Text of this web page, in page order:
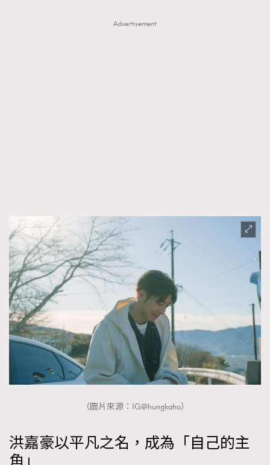
Advertisement
（圖片來源：IG@hungkaho）
洪嘉豪以平凡之名，成為「自己的主